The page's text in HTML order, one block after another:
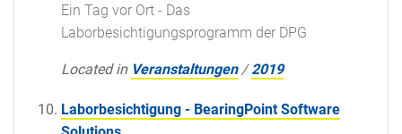
Ein Tag vor Ort - Das
Laborbesichtigungsprogramm der DPG
Located in Veranstaltungen /2019
Laborbesichtigung - BearingPoint Software